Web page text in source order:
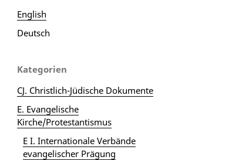
English
Deutsch
Kategorien
CJ. Christlich-Jüdische Dokumente
E. Evangelische
Kirche/Protestantismus
E I. Internationale Verbände
evangelischer Prägung